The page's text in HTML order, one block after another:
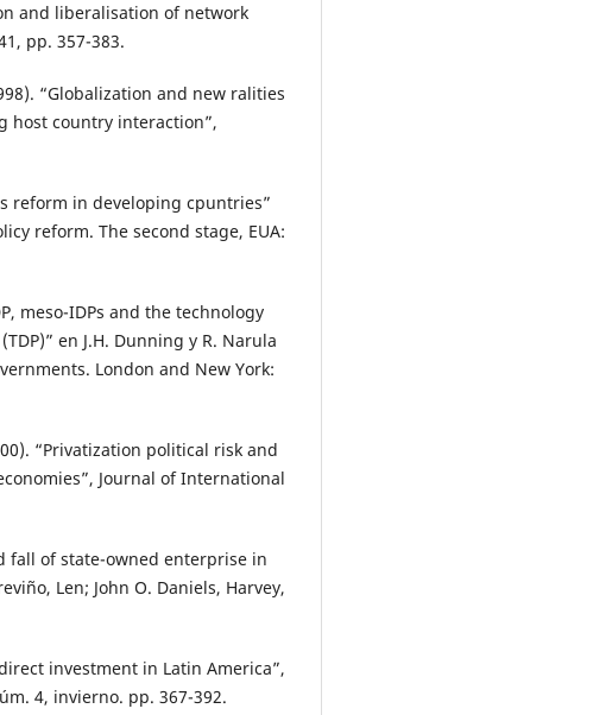
and liberalisation of network
pp. 357-383.
“Globalization and new ralities
host country interaction”,
reform in developing cpuntries”
reform. The second stage, EUA:
meso-IDPs and the technology
en J.H. Dunning y R. Narula
London and New York:
“Privatization political risk and
Journal of International
fall of state-owned enterprise in
Len; John O. Daniels, Harvey,
investment in Latin America”,
4, invierno. pp. 367-392.